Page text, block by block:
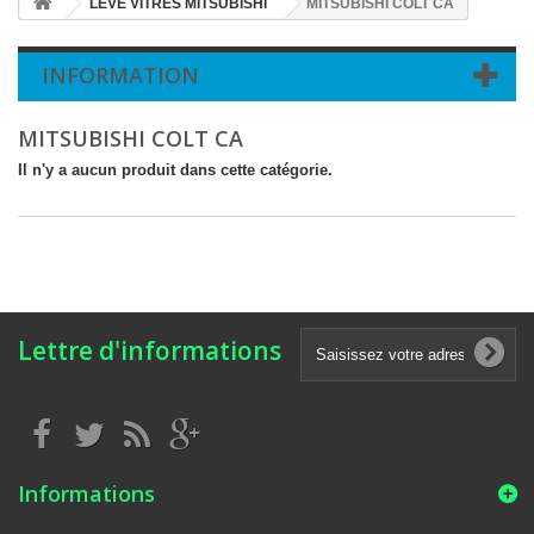
LEVE VITRES MITSUBISHI MITSUBISHI COLT CA
INFORMATION
MITSUBISHI COLT CA
Il n'y a aucun produit dans cette catégorie.
Lettre d'informations
Informations